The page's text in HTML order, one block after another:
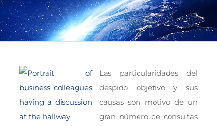
Las particularidades del
despido objetivo y sus
causas son motivo de un
gran número de consultas